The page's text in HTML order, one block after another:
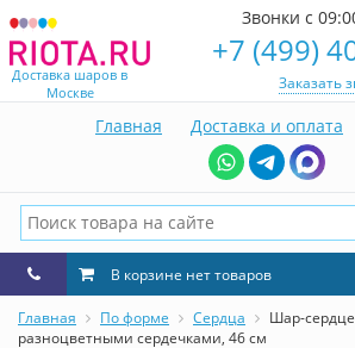
Доставка шаров в
Москве
Звонки с
+7 (499)
Заказать
Главная Доставка и оплата
В корзине нет товаров
Главная По форме Сердца
Шар-
разноцветными сердечками, 46 см